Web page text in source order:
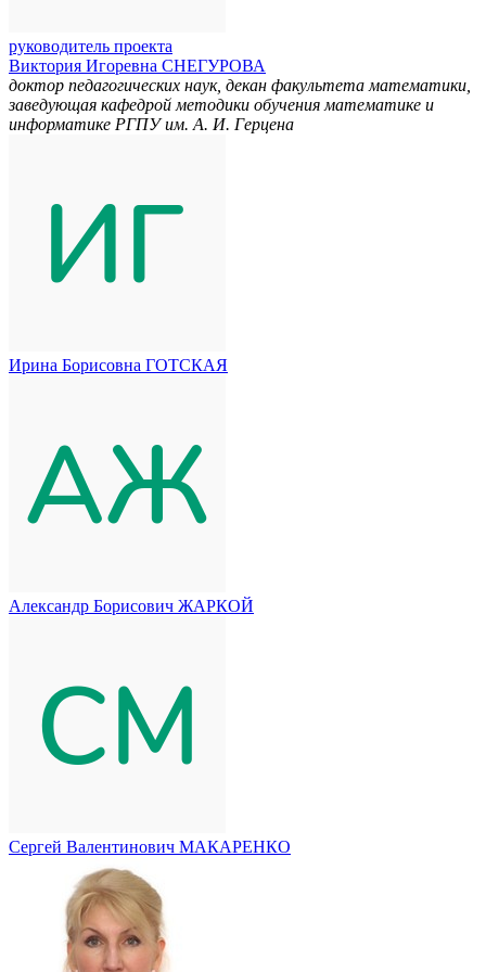
руководитель проекта
Виктория Игоревна СНЕГУРОВА
доктор педагогических наук, декан факультета математики,
заведующая кафедрой методики обучения математике и
информатике РГПУ им. А. И. Герцена
Ирина Борисовна ГОТСКАЯ
Александр Борисович ЖАРКОЙ
Сергей Валентинович МАКАРЕНКО